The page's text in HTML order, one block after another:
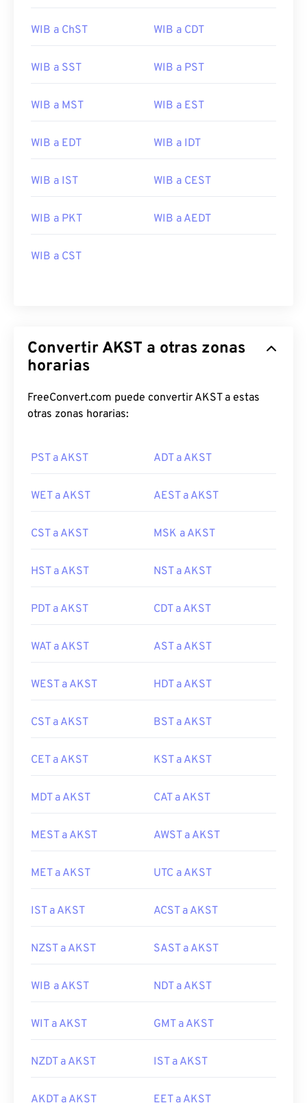
WIB a ChST WIB a CDT
WIB a SST WIB a PST
WIB a MST WIB a EST
WIB a EDT WIB a IDT
WIB a IST WIB a CEST
WIB a PKT WIB a AEDT
WIB a CST
Convertir AKST a otras zonas
horarias
FreeConvert.com puede convertir AKST a estas
otras zonas horarias:
PST a AKST ADT a AKST
WET a AKST AEST a AKST
CST a AKST MSK a AKST
HST a AKST NST a AKST
PDT a AKST CDT a AKST
WAT a AKST AST a AKST
WEST a AKST HDT a AKST
CST a AKST BST a AKST
CET a AKST KST a AKST
MDT a AKST CAT a AKST
MEST a AKST AWST a AKST
MET a AKST UTC a AKST
IST a AKST ACST a AKST
NZST a AKST SAST a AKST
WIB a AKST NDT a AKST
WIT a AKST GMT a AKST
NZDT a AKST IST a AKST
AKDT a AKST EET a AKST